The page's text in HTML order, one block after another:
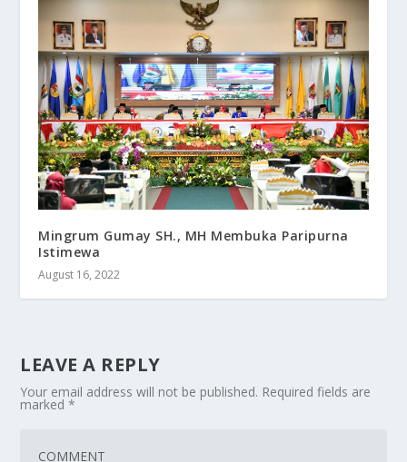
Mingrum Gumay SH., MH Membuka Paripurna
Istimewa
August 16, 2022
LEAVE A REPLY
Your email address will not be published. Required fields are
marked*